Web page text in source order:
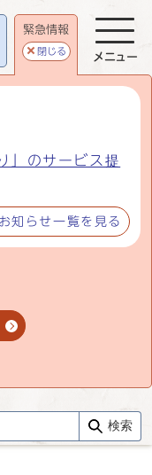
緊急情報
閉じる
」のサービス提
知らせ一覧を見る
メニュー
検索